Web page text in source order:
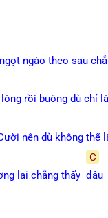
ngào theo sau
rồi buông dù chỉ
nên dù không thể
lai chẳng thấy
C
đâu